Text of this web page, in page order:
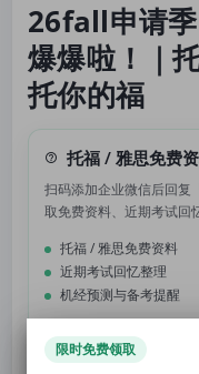
26fall申请
爆爆啦！｜
托你的福
托福 / 雅思免费
扫码添加企业微信后回复
取免费资料、近期考试回
托福 / 雅思免费资料
近期考试回忆整理
机经预测与备考提醒
限时免费领取